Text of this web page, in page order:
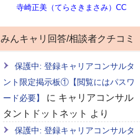
寺崎正美（てらさきまさみ）CC
みんキャリ回答/相談者クチコミ
保護中: 登録キャリアコンサルタ
ント限定掲示板①【閲覧にはパスワ
ード必要】
に キャリアコンサル
タントドットネット より
保護中: 登録キャリアコンサルタ